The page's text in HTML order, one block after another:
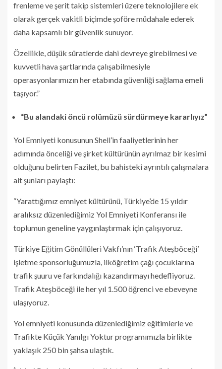
frenleme ve şerit takip sistemleri üzere teknolojilere ek
olarak gerçek vakitli biçimde şoföre müdahale ederek
daha kapsamlı bir güvenlik sunuyor.
Özellikle, düşük süratlerde dahi devreye girebilmesi ve
kuvvetli hava şartlarında çalışabilmesiyle
operasyonlarımızın her etabında güvenliği sağlama emeli
taşıyor.”
“Bu alandaki öncü rolümüzü sürdürmeye kararlıyız”
Yol Emniyeti konusunun Shell’in faaliyetlerinin her
adımında önceliği ve şirket kültürünün ayrılmaz bir kesimi
olduğunu belirten Fazilet, bu bahisteki ayrıntılı çalışmalara
ait şunları paylaştı:
“Yarattığımız emniyet kültürünü, Türkiye’de 15 yıldır
aralıksız düzenlediğimiz Yol Emniyeti Konferansı ile
toplumun geneline yaygınlaştırmak için çalışıyoruz.
Türkiye Eğitim Gönüllüleri Vakfı’nın ‘Trafik Ateşböceği’
işletme sponsorluğumuzla, ilköğretim çağı çocuklarına
trafik şuuru ve farkındalığı kazandırmayı hedefliyoruz.
Trafik Ateşböceği ile her yıl 1.500 öğrenci ve ebeveyne
ulaşıyoruz.
Yol emniyeti konusunda düzenlediğimiz eğitimlerle ve
Trafikte Küçük Yanılgı Yoktur programımızla birlikte
yaklaşık 250 bin şahsa ulaştık.